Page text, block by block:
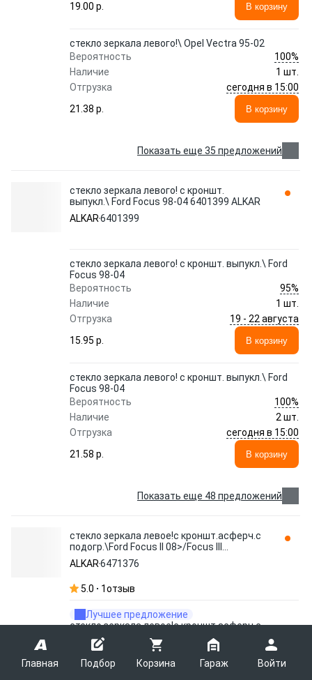
Главная Подбор Корзина Гараж Войти
19.00 p.
В корзину
стекло зеркала левого!\ Opel Vectra 95-02
Вероятность
100%
Наличие
1 шт.
Отгрузка
сегодня в 15:00
21.38 p.
В корзину
Показать еще 35 предложений
стекло зеркала левого! с кроншт.
выпукл.\ Ford Focus 98-04 6401399 ALKAR
ALKAR6401399
стекло зеркала левого! с кроншт. выпукл.\ Ford
Focus 98-04
Вероятность
95%
Наличие
1 шт.
Отгрузка
19 - 22 августа
15.95 p.
В корзину
стекло зеркала левого! с кроншт. выпукл.\ Ford
Focus 98-04
Вероятность
100%
Наличие
2 шт.
Отгрузка
сегодня в 15:00
21.58 p.
В корзину
Показать еще 48 предложений
стекло зеркала левое!с кроншт.асферч.с
подогр.\Ford Focus II 08>/Focus III
11>/Mondeo IV 07> 6471376 ALKAR
ALKAR6471376
5.0 1отзыв
Лучшее предложение
стекло зеркала левое!с кроншт.асферч.с
подогр.\Ford Focus II 08>/Focus III 11>/Mondeo IV
Вероятность
100%